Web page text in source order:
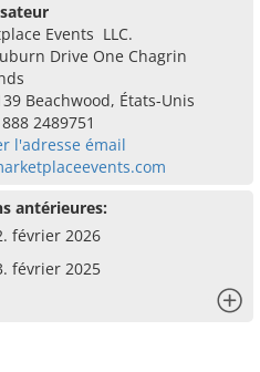
Events LLC.
Drive One Chagrin
Beachwood, États-Unis
2489751
l'adresse émail
antérieures:
février 2026
février 2025